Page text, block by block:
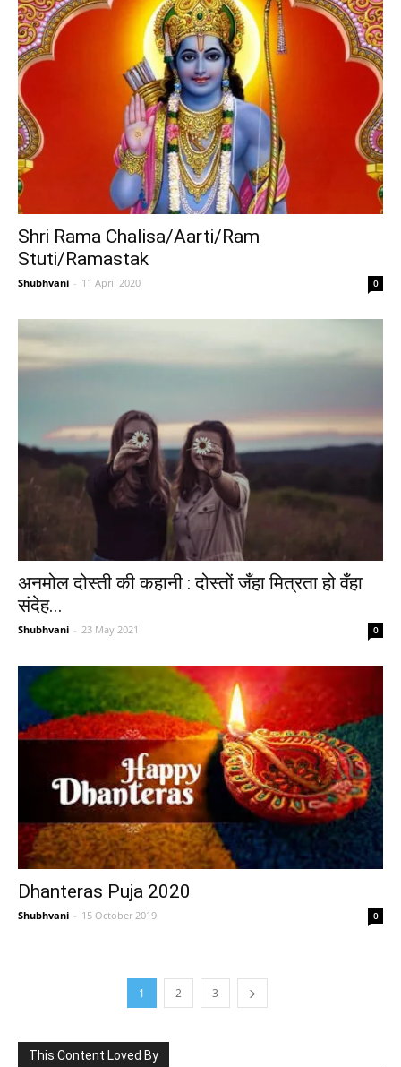
Shri Rama Chalisa/Aarti/Ram
Stuti/Ramastak
Shubhvani - 11 April 2020 0
अनमोल दोस्ती की कहानी : दोस्तों जँहा मित्रता हो वँहा
संदेह...
Shubhvani - 23 May 2021 0
Dhanteras Puja 2020
Shubhvani - 15 October 2019 0
1 2 3
This Content Loved By